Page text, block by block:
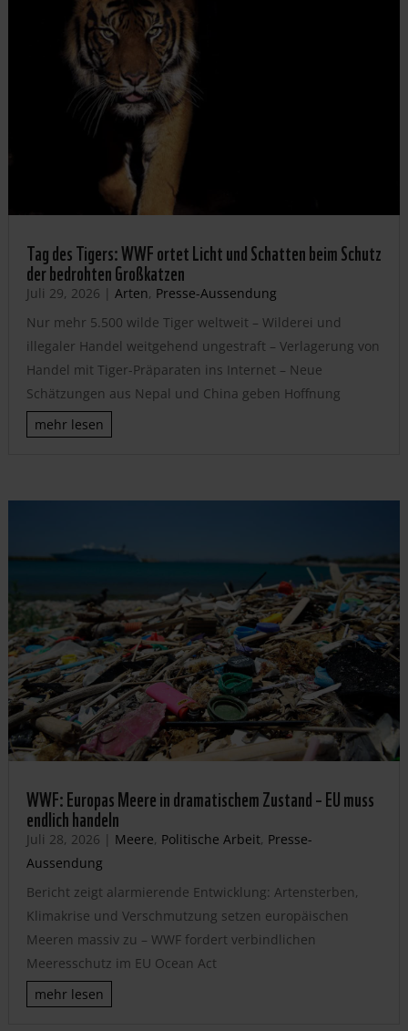
Tag des Tigers: WWF ortet Licht und Schatten beim Schutz
der bedrohten Großkatzen
Juli 29, 2026 | Arten, Presse-Aussendung
Nur mehr 5.500 wilde Tiger weltweit – Wilderei und
illegaler Handel weitgehend ungestraft – Verlagerung von
Handel mit Tiger-Präparaten ins Internet – Neue
Schätzungen aus Nepal und China geben Hoffnung
mehr lesen
WWF: Europas Meere in dramatischem Zustand – EU muss
endlich handeln
Juli 28, 2026 | Meere, Politische Arbeit, Presse-
Aussendung
Bericht zeigt alarmierende Entwicklung: Artensterben,
Klimakrise und Verschmutzung setzen europäischen
Meeren massiv zu – WWF fordert verbindlichen
Meeresschutz im EU Ocean Act
mehr lesen